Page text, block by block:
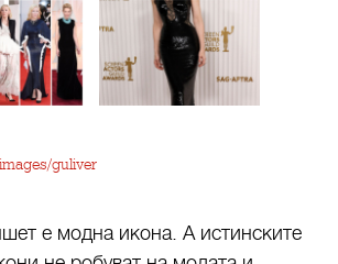
guliver
е модна икона. А истинските